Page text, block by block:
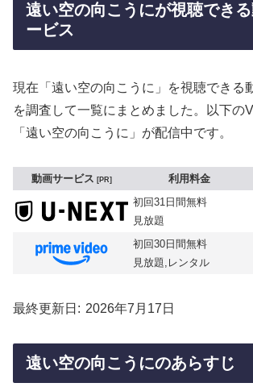
遠い空の向こうにが視聴でき
ービス
現在「遠い空の向こうに」を視聴できる
を調査して一覧にまとめました。以下の
「遠い空の向こうに」が配信中です。
動画サービス PR 利用料金
初回31日間無料
見放題
初回30日間無料
見放題,レンタル
最終更新日 2026年7月17日
遠い空の向こうにのあらすじ